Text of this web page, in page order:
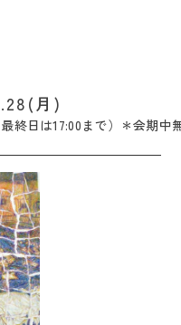
月)
終日は17:00まで）＊会期中